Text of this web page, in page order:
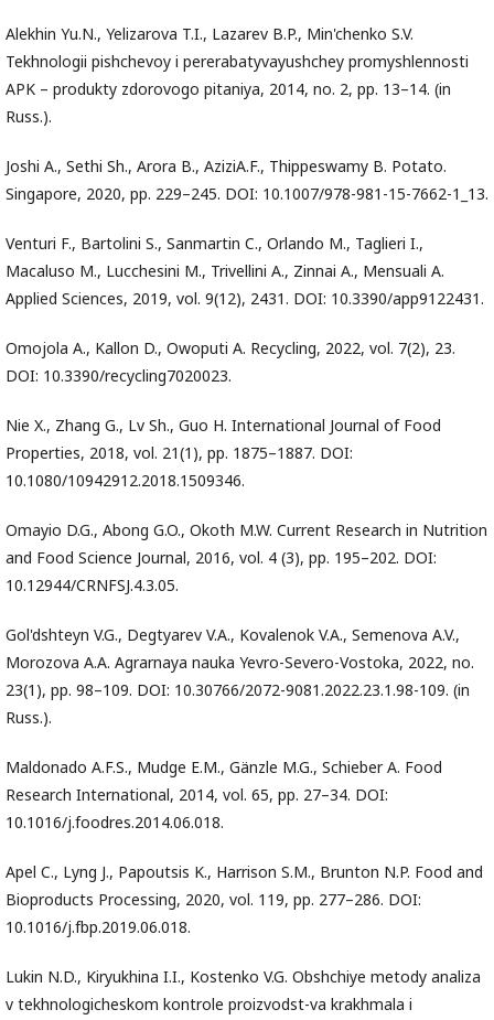
Alekhin Yu.N., Yelizarova T.I., Lazarev B.P., Min'chenko S.V.
Tekhnologii pishchevoy i pererabatyvayushchey promyshlennosti
APK – produkty zdorovogo pitaniya, 2014, no. 2, pp. 13–14. (in
Russ.).
Joshi A., Sethi Sh., Arora B., AziziA.F., Thippeswamy B. Potato.
Singapore, 2020, pp. 229–245. DOI: 10.1007/978-981-15-7662-1_13.
Venturi F., Bartolini S., Sanmartin C., Orlando M., Taglieri I.,
Macaluso M., Lucchesini M., Trivellini A., Zinnai A., Mensuali A.
Applied Sciences, 2019, vol. 9(12), 2431. DOI: 10.3390/app9122431.
Omojola A., Kallon D., Owoputi A. Recycling, 2022, vol. 7(2), 23.
DOI: 10.3390/recycling7020023.
Nie X., Zhang G., Lv Sh., Guo H. International Journal of Food
Properties, 2018, vol. 21(1), pp. 1875–1887. DOI:
10.1080/10942912.2018.1509346.
Omayio D.G., Abong G.O., Okoth M.W. Current Research in Nutrition
and Food Science Journal, 2016, vol. 4 (3), pp. 195–202. DOI:
10.12944/CRNFSJ.4.3.05.
Gol'dshteyn V.G., Degtyarev V.A., Kovalenok V.A., Semenova A.V.,
Morozova A.A. Agrarnaya nauka Yevro-Severo-Vostoka, 2022, no.
23(1), pp. 98–109. DOI: 10.30766/2072-9081.2022.23.1.98-109. (in
Russ.).
Maldonado A.F.S., Mudge E.M., Gänzle M.G., Schieber A. Food
Research International, 2014, vol. 65, pp. 27–34. DOI:
10.1016/j.foodres.2014.06.018.
Apel C., Lyng J., Papoutsis K., Harrison S.M., Brunton N.P. Food and
Bioproducts Processing, 2020, vol. 119, pp. 277–286. DOI:
10.1016/j.fbp.2019.06.018.
Lukin N.D., Kiryukhina I.I., Kostenko V.G. Obshchiye metody analiza
v tekhnologicheskom kontrole proizvodst-va krakhmala i